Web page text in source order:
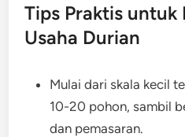
Tips Praktis untuk
Usaha Durian
Mulai dari skala kecil
10-20 pohon, sambil
dan pemasaran.